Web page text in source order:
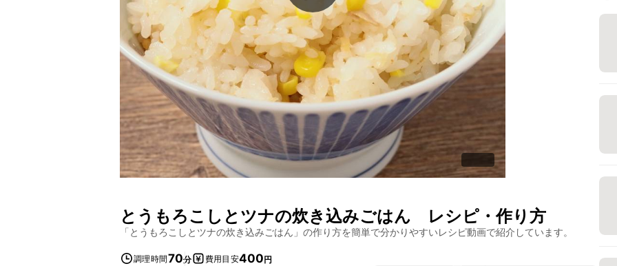
とうもろこしとツナの炊き込みごはん レシピ・作り方
「とうもろこしとツナの炊き込みごはん 」の作り方を簡単で分かりやすいレシピ動画で紹介しています。
調理時間70分 費用目安400円